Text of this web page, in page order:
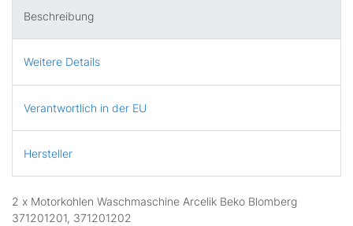
Beschreibung
Weitere Details
Verantwortlich in der EU
Hersteller
2 x Motorkohlen Waschmaschine Arcelik Beko Blomberg
371201201, 371201202